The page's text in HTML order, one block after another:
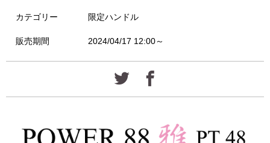
カテゴリー 限定ハンドル
販売期間 2024/04/17 12:00～